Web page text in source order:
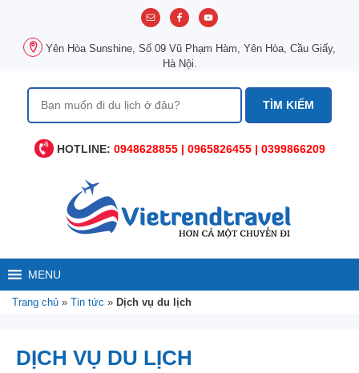
Yên Hòa Sunshine, Số 09 Vũ Phạm Hàm, Yên Hòa, Cầu Giấy,
Hà Nội.
Tìm
kiếm
HOTLINE: 0948628855 | 0965826455 | 0399866209
MENU
Trang chủ » Tin tức » Dịch vụ du lịch
DỊCH VỤ DU LỊCH